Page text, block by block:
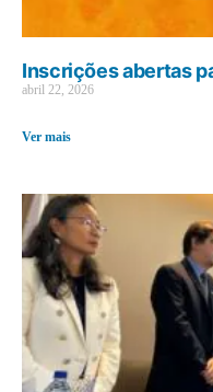
Inscrições abertas
abril 22, 2026
Ver mais